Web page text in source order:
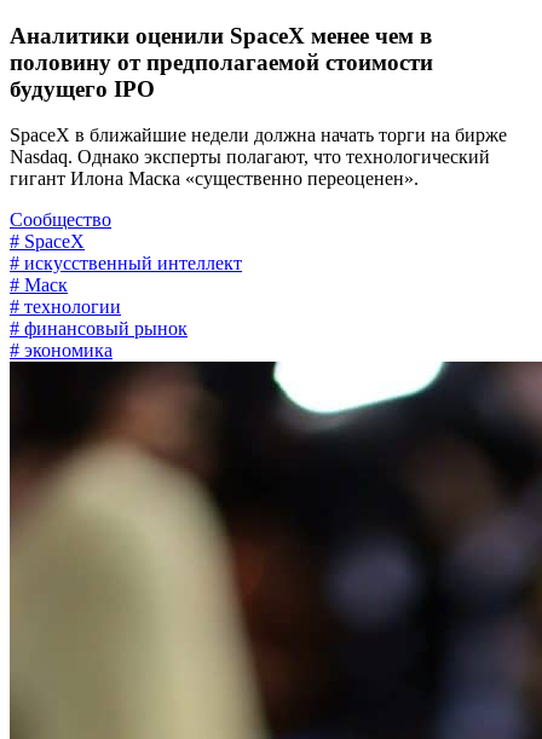
Аналитики оценили SpaceX менее чем в
половину от предполагаемой стоимости
будущего IPO
SpaceX в ближайшие недели должна начать торги на бирже
Nasdaq. Однако эксперты полагают, что технологический
гигант Илона Маска «существенно переоценен».
Сообщество
# SpaceX
# искусственный интеллект
# Маск
# технологии
# финансовый рынок
# экономика